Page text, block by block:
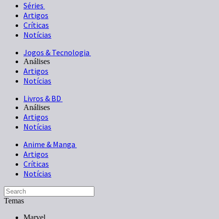
Séries
Artigos
Críticas
Notícias
Jogos & Tecnologia
Análises
Artigos
Notícias
Livros & BD
Análises
Artigos
Notícias
Anime & Manga
Artigos
Críticas
Notícias
Temas
Marvel